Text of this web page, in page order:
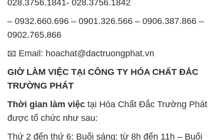
12h30 đến 16h
Chủ nhật: Nghỉ chủ nhật hàng tuần
Chúng tôi rất trân trọng thời gian và cam kết tuân
thủ giờ làm việc để đảm bảo sự hỗ trợ tốt nhất cho
khách hàng và đảm bảo hiệu suất công việc cao
nhất của nhân viên.
BẢN ĐỒ MAP TẠI CÔNG TY HÓA CHẤT ĐẮC
TRƯỜNG PHÁT
ĐỊA CHỈ: 1229C Quốc lộ 1A, Phường Bình Trị